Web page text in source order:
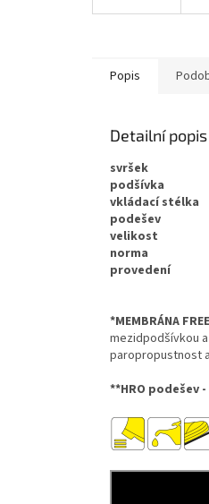
Popis
Detailní
svršek
podšívka
vkládací stélka
podešev
velikost
norma
provedení
*MEMBRÁNA
mezidpodšívkou
paropropustnost
**HRO podešev -